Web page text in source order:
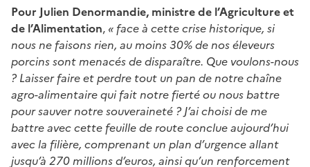
Pour Julien Denormandie, ministre de l’Agriculture et
de l’Alimentation, « face à cette crise historique, si
nous ne faisons rien, au moins 30% de nos éleveurs
porcins sont menacés de disparaître. Que voulons-nous
? Laisser faire et perdre tout un pan de notre chaîne
agro-alimentaire qui fait notre fierté ou nous battre
pour sauver notre souveraineté ? J’ai choisi de me
battre avec cette feuille de route conclue aujourd’hui
avec la filière, comprenant un plan d’urgence allant
jusqu’à 270 millions d’euros, ainsi qu’un renforcement